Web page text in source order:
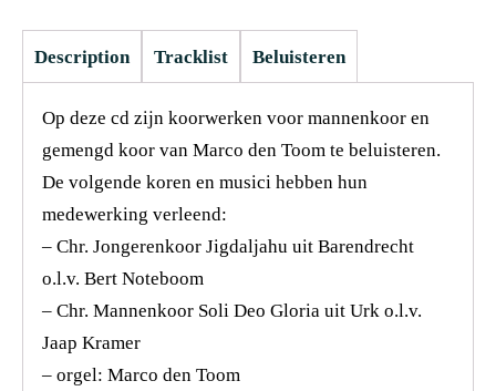
Description Tracklist Beluisteren
Op deze cd zijn koorwerken voor mannenkoor en
gemengd koor van Marco den Toom te beluisteren.
De volgende koren en musici hebben hun
medewerking verleend:
– Chr. Jongerenkoor Jigdaljahu uit Barendrecht
o.l.v. Bert Noteboom
– Chr. Mannenkoor Soli Deo Gloria uit Urk o.l.v.
Jaap Kramer
– orgel: Marco den Toom